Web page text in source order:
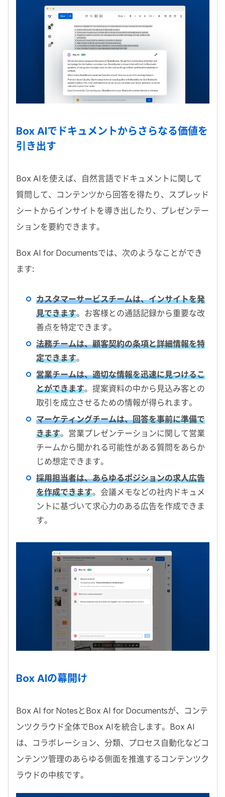
Box AIでドキュメントからさらなる価値を
引き出す
Box AIを使えば、自然言語でドキュメントに関して
質問して、コンテンツから回答を得たり、スプレッド
シートからインサイトを導き出したり、プレゼンテー
ションを要約できます。
Box AI for Documentsでは、次のようなことができ
ます:
カスタマーサービスチームは、インサイトを発
見できます。お客様との通話記録から重要な改
善点を特定できます。
法務チームは、顧客契約の条項と詳細情報を特
定できます。
営業チームは、適切な情報を迅速に見つけるこ
とができます。提案資料の中から見込み客との
取引を成立させるための情報が得られます。
マーケティングチームは、回答を事前に準備で
きます。営業プレゼンテーションに関して営業
チームから聞かれる可能性がある質問をあらか
じめ想定できます。
採用担当者は、あらゆるポジションの求人広告
を作成できます。会議メモなどの社内ドキュメ
ントに基づいて求心力のある広告を作成できま
す。
Box AIの幕開け
Box AI for NotesとBox AI for Documentsが、コンテ
ンツクラウド全体でBox AIを統合します。Box AI
は、コラボレーション、分類、プロセス自動化などコ
ンテンツ管理のあらゆる側面を推進するコンテンツク
ラウドの中核です。